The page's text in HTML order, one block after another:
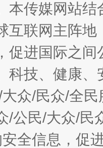
本传媒网站
互联网主阵
促进国际之
科技、健康
众/民众/全
/公民/大众/民
全信息，促